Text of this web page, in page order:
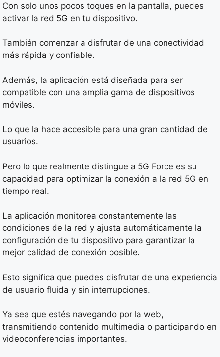
Con solo unos pocos toques en la pantalla, puedes
activar la red 5G en tu dispositivo.
También comenzar a disfrutar de una conectividad
más rápida y confiable.
Además, la aplicación está diseñada para ser
compatible con una amplia gama de dispositivos
móviles.
Lo que la hace accesible para una gran cantidad de
usuarios.
Pero lo que realmente distingue a 5G Force es su
capacidad para optimizar la conexión a la red 5G en
tiempo real.
La aplicación monitorea constantemente las
condiciones de la red y ajusta automáticamente la
configuración de tu dispositivo para garantizar la
mejor calidad de conexión posible.
Esto significa que puedes disfrutar de una experiencia
de usuario fluida y sin interrupciones.
Ya sea que estés navegando por la web,
transmitiendo contenido multimedia o participando en
videoconferencias importantes.